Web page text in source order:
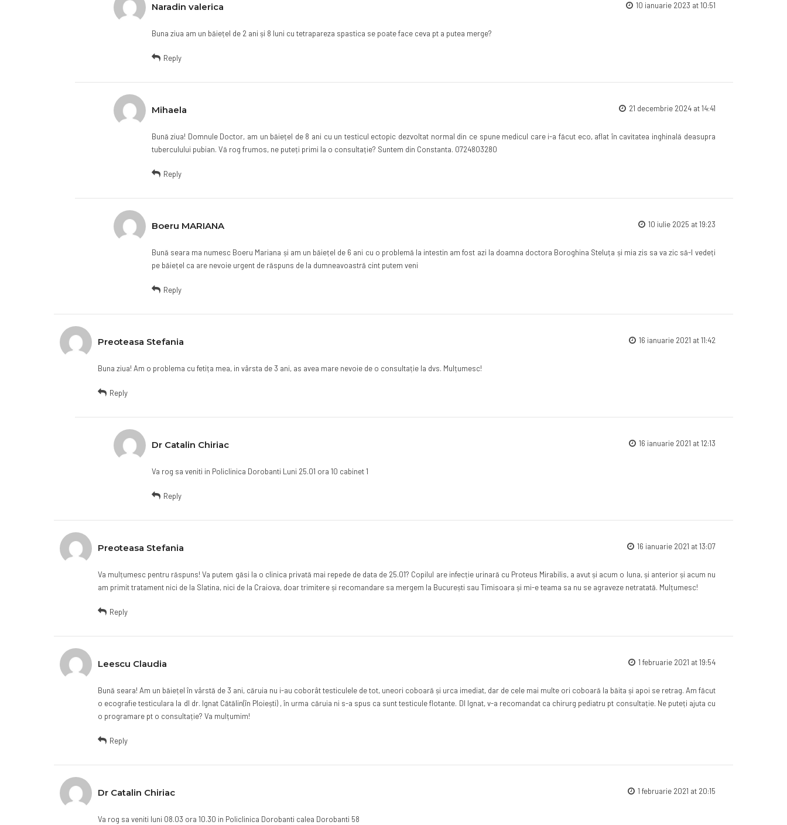
Naradin valerica 10 ianuarie 2023 at 10:51
Buna ziua am un băiețel de 2 ani și 8 luni cu tetrapareza spastica se poate face ceva pt a putea merge?
Reply
Mihaela 21 decembrie 2024 at 14:41
Bună ziua! Domnule Doctor, am un băiețel de 8 ani cu un testicul ectopic dezvoltat normal din ce spune medicul care i-a făcut eco, aflat în cavitatea inghinală deasupra
tuberculului pubian. Vă rog frumos, ne puteți primi la o consultație? Suntem din Constanta. 0724803280
Reply
Boeru MARIANA 10 iulie 2025 at 19:23
Bună seara ma numesc Boeru Mariana și am un băiețel de 6 ani cu o problemă la intestin am fost azi la doamna doctora Boroghina Steluța și mia zis sa va zic să-l vedeți
pe băiețel ca are nevoie urgent de răspuns de la dumneavoastră cint putem veni
Reply
Preoteasa Stefania 16 ianuarie 2021 at 11:42
Buna ziua! Am o problema cu fetița mea, in vârsta de 3 ani, as avea mare nevoie de o consultație la dvs. Mulțumesc!
Reply
Dr Catalin Chiriac 16 ianuarie 2021 at 12:13
Va rog sa veniti in Policlinica Dorobanti Luni 25.01 ora 10 cabinet 1
Reply
Preoteasa Stefania 16 ianuarie 2021 at 13:07
Va mulțumesc pentru răspuns! Va putem găsi la o clinica privată mai repede de data de 25.01? Copilul are infecție urinară cu Proteus Mirabilis, a avut și acum o luna, și anterior și acum nu
am primit tratament nici de la Slatina, nici de la Craiova, doar trimitere și recomandare sa mergem la București sau Timisoara și mi-e teama sa nu se agraveze netratată. Mulțumesc!
Reply
Leescu Claudia 1 februarie 2021 at 19:54
Bună seara! Am un băiețel în vârstă de 3 ani, căruia nu i-au coborât testiculele de tot, uneori coboară și urca imediat, dar de cele mai multe ori coboară la băita și apoi se retrag. Am făcut
o ecografie testiculara la dl dr. Ignat Cătălin(în Ploiești) , în urma căruia ni s-a spus ca sunt testicule flotante. Dl Ignat, v-a recomandat ca chirurg pediatru pt consultație. Ne puteți ajuta cu
o programare pt o consultație? Va mulțumim!
Reply
Dr Catalin Chiriac 1 februarie 2021 at 20:15
Va rog sa veniti luni 08.03 ora 10.30 in Policlinica Dorobanti calea Dorobanti 58